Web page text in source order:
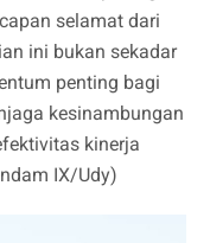
selamat dari
ini bukan sekadar
penting bagi
kesinambungan
kinerja
IX/Udy)